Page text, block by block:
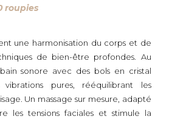
roupies
une harmonisation du corps et de
de bien-être profondes. Au
sonore avec des bols en cristal
pures, rééquilibrant les
Un massage sur mesure, adapté
les tensions faciales et stimule la